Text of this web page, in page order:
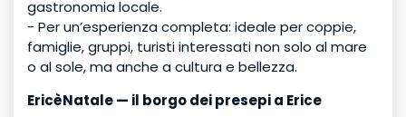
gastronomia locale.
- Per un’esperienza completa: ideale per coppie,
famiglie, gruppi, turisti interessati non solo al mare
o al sole, ma anche a cultura e bellezza.
EricèNatale — il borgo dei presepi a Erice